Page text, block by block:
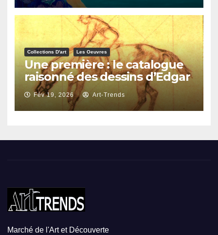
Collections D'art Les Oeuvres
Une première : le catalogue
raisonné des dessins d’Edgar
Degas
Fév 19, 2026 Art-Trends
Marché de l'Art et Découverte